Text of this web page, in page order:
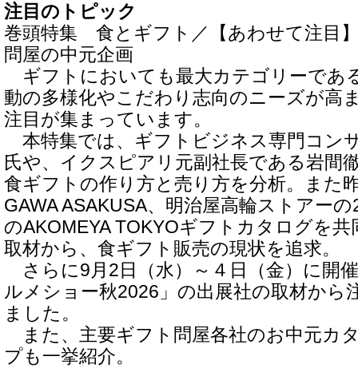
注目のトピック
巻頭特集 食とギフト／【あわせて注目
問屋の中元企画
ギフトにおいても最大カテゴリーであ
動の多様化やこだわり志向のニーズが高
注目が集まっています。
本特集では、ギフトビジネス専門コン
氏や、イクスピアリ元副社長である岩間
食ギフトの作り方と売り方を分析。また
GAWA ASAKUSA、明治屋高輪ストアー
のAKOMEYA TOKYOギフトカタログを
取材から、食ギフト販売の現状を追求。
さらに9月2日（水）～４日（金）に開
ルメショー秋2026」の出展社の取材から
ました。
また、主要ギフト問屋各社のお中元カ
プも一挙紹介。